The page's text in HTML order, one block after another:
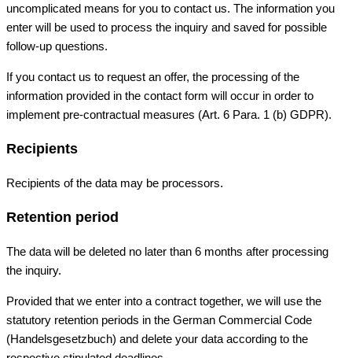
uncomplicated means for you to contact us. The information you
enter will be used to process the inquiry and saved for possible
follow-up questions.
If you contact us to request an offer, the processing of the
information provided in the contact form will occur in order to
implement pre-contractual measures (Art. 6 Para. 1 (b) GDPR).
Recipients
Recipients of the data may be processors.
Retention period
The data will be deleted no later than 6 months after processing
the inquiry.
Provided that we enter into a contract together, we will use the
statutory retention periods in the German Commercial Code
(Handelsgesetzbuch) and delete your data according to the